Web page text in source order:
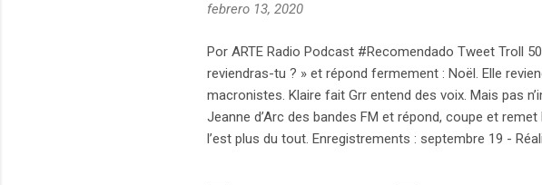
febrero 13, 2020
Por ARTE Radio Podcast #Recomendado Tweet Troll
reviendras-tu ? » et répond fermement : Noël. Elle
macronistes. Klaire fait Grr entend des voix. Mais pas
Jeanne d’Arc des bandes FM et répond, coupe et
l’est plus du tout. Enregistrements : septembre 19 -